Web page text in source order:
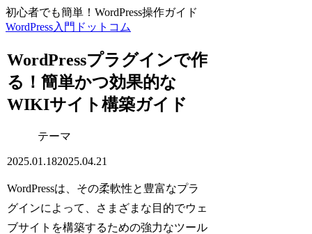
初心者でも簡単！WordPress操作ガイド
WordPress入門ドットコム
WordPressプラグインで作
る！簡単かつ効果的な
WIKIサイト構築ガイド
テーマ
2025.01.182025.04.21
WordPressは、その柔軟性と豊富なプラ
グインによって、さまざまな目的でウェ
ブサイトを構築するための強力なツール